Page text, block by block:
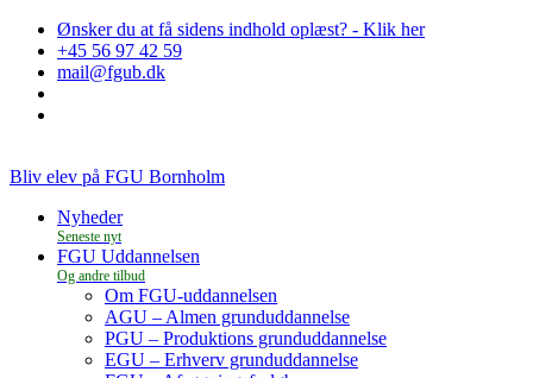
Ønsker du at få sidens indhold oplæst? - Klik her
+45 56 97 42 59
mail@fgub.dk
Bliv elev på FGU Bornholm
Nyheder
FGU Uddannelsen
Om FGU-uddannelsen
AGU – Almen grunduddannelse
PGU – Produktions grunduddannelse
EGU – Erhverv grunduddannelse